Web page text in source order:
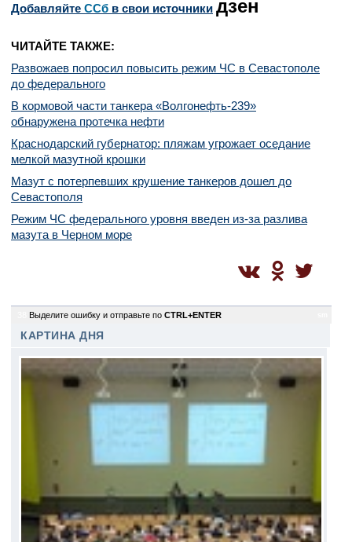
Добавляйте CСб в свои источники дзен
ЧИТАЙТЕ ТАКЖЕ:
Развожаев попросил повысить режим ЧС в Севастополе
до федерального
В кормовой части танкера «Волгонефть-239»
обнаружена протечка нефти
Краснодарский губернатор: пляжам угрожает оседание
мелкой мазутной крошки
Мазут с потерпевших крушение танкеров дошел до
Севастополя
Режим ЧС федерального уровня введен из-за разлива
мазута в Черном море
Выделите ошибку и отправьте по CTRL+ENTER
КАРТИНА ДНЯ